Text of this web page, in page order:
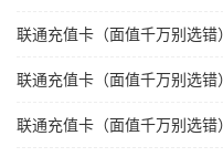
联通充值卡（面值千万别选错
联通充值卡（面值千万别选错
联通充值卡（面值千万别选错